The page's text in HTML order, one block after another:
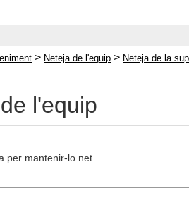
> Neteja de l'equip > Neteja de la
l'equip
per mantenir-lo net.